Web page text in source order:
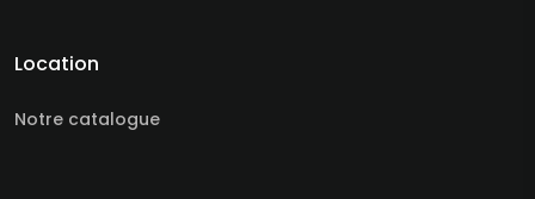
Location
Notre catalogue